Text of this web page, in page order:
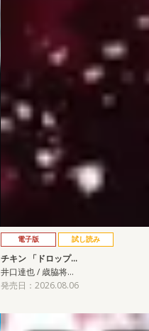
電子版 試し読み
チキン 「ドロップ…
井口達也 / 歳脇将…
発売日：2026.08.06